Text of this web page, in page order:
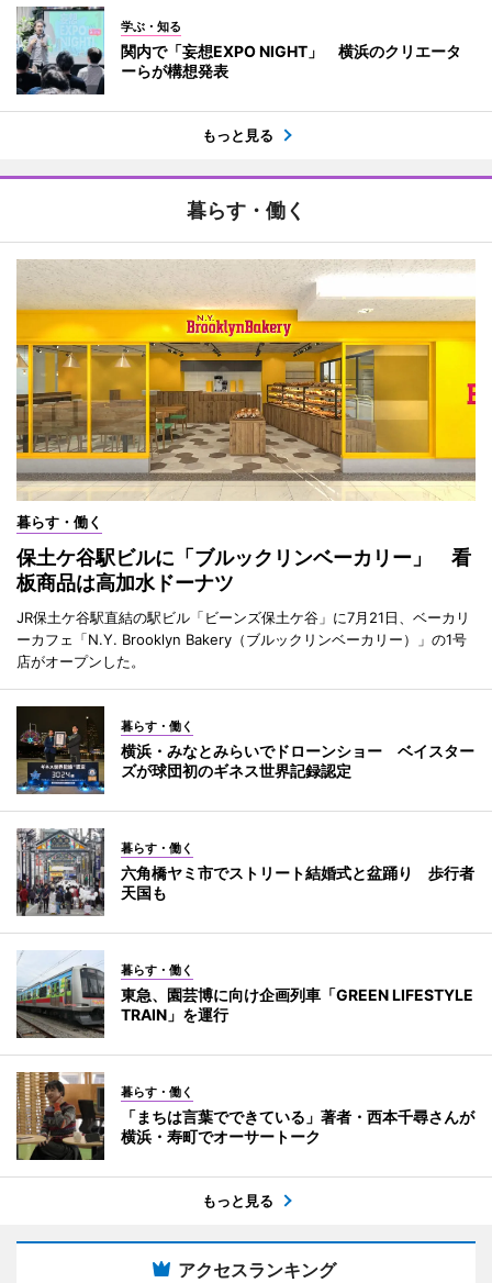
学ぶ・知る
関内で「妄想EXPO NIGHT」 横浜のクリエータ
ーらが構想発表
もっと見る
暮らす・働く
暮らす・働く
保土ケ谷駅ビルに「ブルックリンベーカリー」 看
板商品は高加水ドーナツ
JR保土ケ谷駅直結の駅ビル「ビーンズ保土ケ谷」に7月21日、ベーカリ
ーカフェ「N.Y. Brooklyn Bakery（ブルックリンベーカリー）」の1号
店がオープンした。
暮らす・働く
横浜・みなとみらいでドローンショー ベイスター
ズが球団初のギネス世界記録認定
暮らす・働く
六角橋ヤミ市でストリート結婚式と盆踊り 歩行者
天国も
暮らす・働く
東急、園芸博に向け企画列車「GREEN LIFESTYLE
TRAIN」を運行
暮らす・働く
「まちは言葉でできている」著者・西本千尋さんが
横浜・寿町でオーサートーク
もっと見る
アクセスランキング